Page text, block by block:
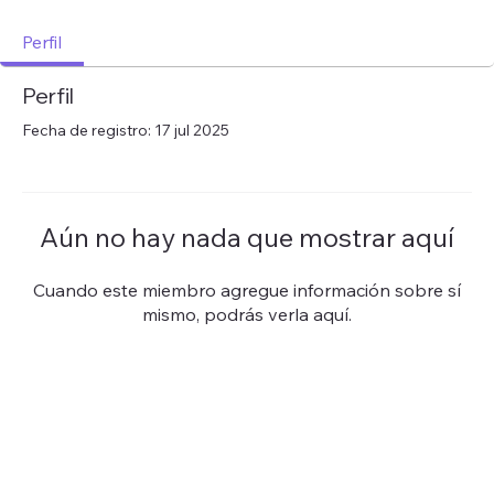
Perfil
Perfil
Fecha de registro: 17 jul 2025
Aún no hay nada que mostrar aquí
Cuando este miembro agregue información sobre sí
mismo, podrás verla aquí.